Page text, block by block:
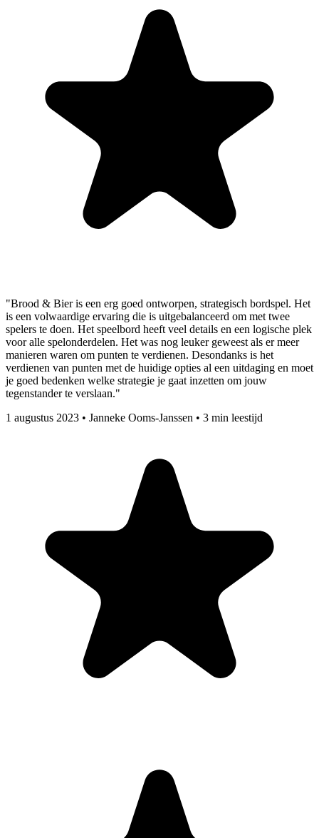
"Brood & Bier is een erg goed ontworpen, strategisch bordspel. Het
is een volwaardige ervaring die is uitgebalanceerd om met twee
spelers te doen. Het speelbord heeft veel details en een logische plek
voor alle spelonderdelen. Het was nog leuker geweest als er meer
manieren waren om punten te verdienen. Desondanks is het
verdienen van punten met de huidige opties al een uitdaging en moet
je goed bedenken welke strategie je gaat inzetten om jouw
tegenstander te verslaan."
1 augustus 2023 • Janneke Ooms-Janssen • 3 min leestijd